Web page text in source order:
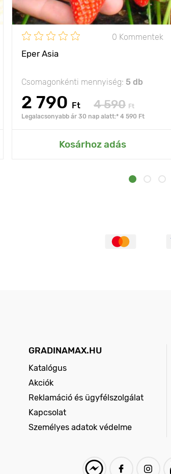
0 Kommentek
Eper Asia
Csomagonkénti mennyiség: 5 db
2 790 Ft 4 590 Ft
Legalacsonyabb ár 30 nap alatt:* 4 590 Ft
Kosárhoz adás
GRADINAMAX.HU
Katalógus
Akciók
Reklamáció és ügyfélszolgálat
Kapcsolat
Személyes adatok védelme